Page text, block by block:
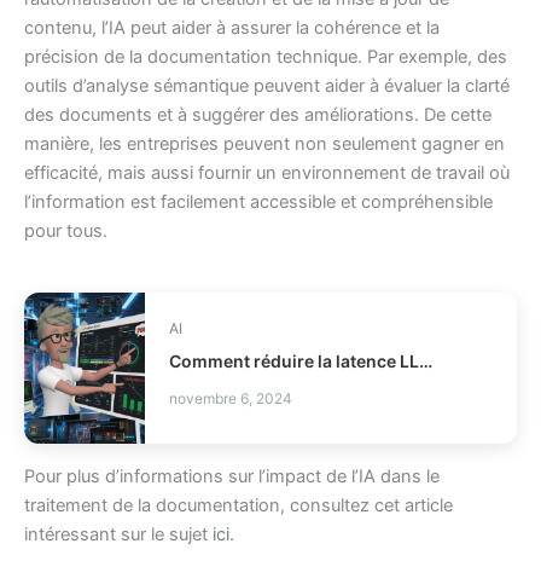
contenu, l’IA peut aider à assurer la cohérence et la
précision de la documentation technique. Par exemple, des
outils d’analyse sémantique peuvent aider à évaluer la clarté
des documents et à suggérer des améliorations. De cette
manière, les entreprises peuvent non seulement gagner en
efficacité, mais aussi fournir un environnement de travail où
l’information est facilement accessible et compréhensible
pour tous.
AI
Comment réduire la latence LLM et les coûts en production ?
novembre 6, 2024
Pour plus d’informations sur l’impact de l’IA dans le
traitement de la documentation, consultez cet article
intéressant sur le sujet ici.